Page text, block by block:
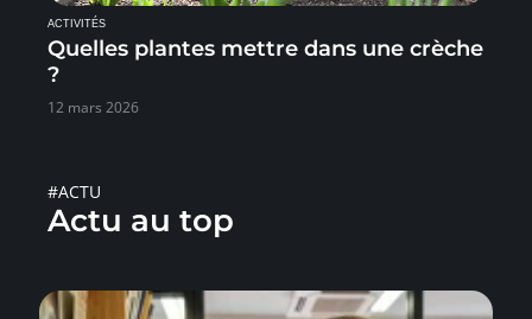
ACTIVITÉS
Quelles plantes mettre dans une crèche
?
12 mars 2026
#ACTU
Actu au top